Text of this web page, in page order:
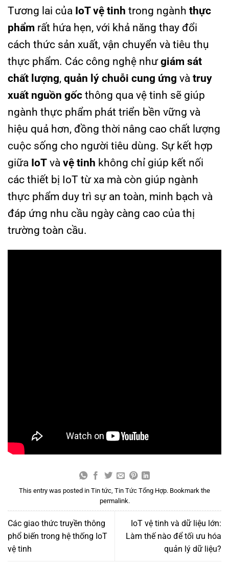
Tương lai của IoT vệ tinh trong ngành thực
phẩm rất hứa hẹn, với khả năng thay đổi
cách thức sản xuất, vận chuyển và tiêu thụ
thực phẩm. Các công nghệ nhưgiám sát
chất lượng, quản lý chuỗi cung ứng và truy
xuất nguồn gốc thông qua vệ tinh sẽ giúp
ngành thực phẩm phát triển bền vững và
hiệu quả hơn, đồng thời nâng cao chất lượng
cuộc sống cho người tiêu dùng. Sự kết hợp
giữa IoT và vệ tinh không chỉ giúp kết nối
các thiết bị IoT từ xa mà còn giúp ngành
thực phẩm duy trì sự an toàn, minh bạch và
đáp ứng nhu cầu ngày càng cao của thị
trường toàn cầu.
This entry was posted in Tin tức, Tin Tức Tổng Hợp. Bookmark the
permalink.
Các giao thức truyền thông
phổ biến trong hệ thống IoT
vệ tinh
IoT vệ tinh và dữ liệu lớn:
Làm thế nào để tối ưu hóa
quản lý dữ liệu?